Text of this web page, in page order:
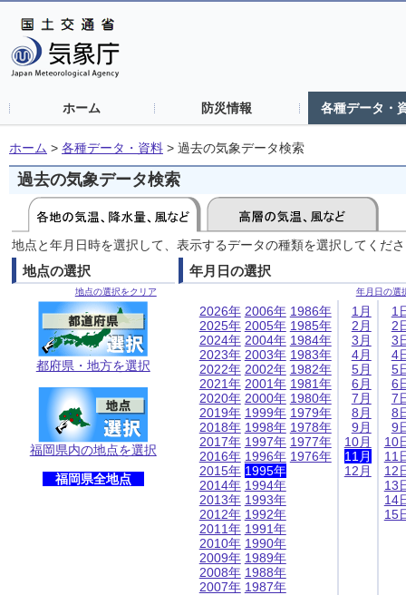
ホーム 防災情報 各種データ・
ホーム > 各種データ・資料 > 過去の気象データ検索
過去の気象データ検索
地点と年月日時を選択して、表示するデータの種類を選択してくだ
地点の選択
地点の選択をクリア
都府県・地方を選択
福岡県内の地点を選択
福岡県全地点
年月日の選択
年月日の選
2026年
2025年
2024年
2023年
2022年
2021年
2020年
2019年
2018年
2017年
2016年
2015年
2014年
2013年
2012年
2011年
2010年
2009年
2008年
2007年
2006年
2005年
2004年
2003年
2002年
2001年
2000年
1999年
1998年
1997年
1996年
1995年
1994年
1993年
1992年
1991年
1990年
1989年
1988年
1987年
1986年
1985年
1984年
1983年
1982年
1981年
1980年
1979年
1978年
1977年
1976年
1月
2月
3月
4月
5月
6月
7月
8月
9月
10月
11月
12月
1
2
3
4
5
6
7
8
9
10
11
12
13
14
15